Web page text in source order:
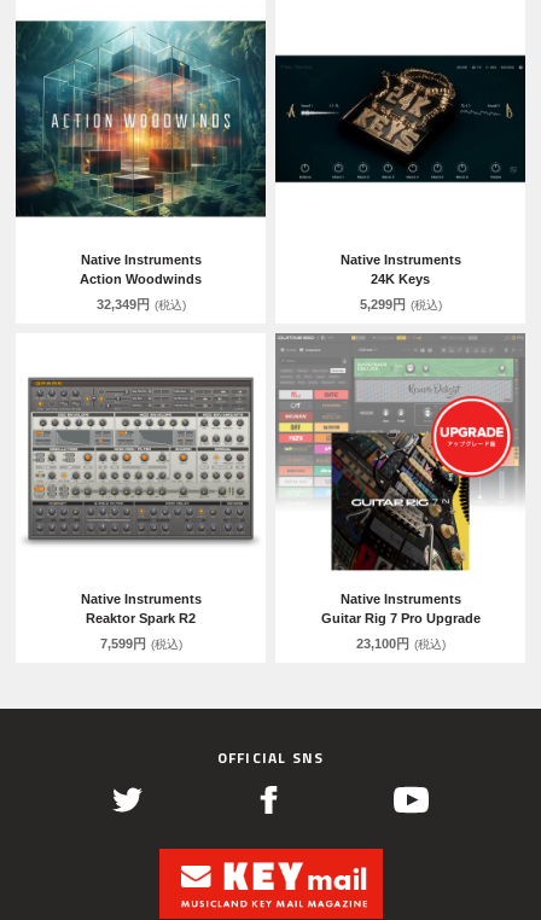
Native Instruments
Action Woodwinds
32,349円 (税込)
Native Instruments
24K Keys
5,299円 (税込)
Native Instruments
Reaktor Spark R2
7,599円 (税込)
Native Instruments
Guitar Rig 7 Pro Upgrade
23,100円 (税込)
OFFICIAL SNS